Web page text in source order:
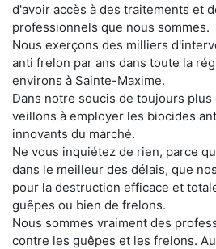
d'avoir accès à des traitements et
professionnels que nous sommes.
Nous exerçons des milliers
anti frelon par ans dans toute la
environs à Sainte-Maxime.
Dans notre soucis de toujours
veillons à employer les biocides
innovants du marché.
Ne vous inquiétez de rien, parce
dans le meilleur des délais, que
pour la destruction efficace et
guêpes ou bien de frelons.
Nous sommes vraiment des
contre les guêpes et les frelons.